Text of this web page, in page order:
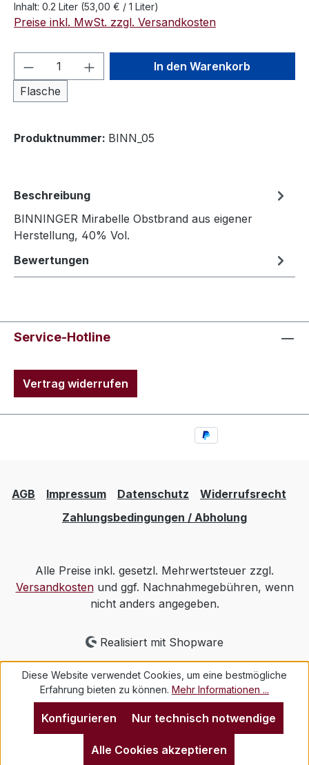
Inhalt: 0.2 Liter (53,00 € / 1 Liter)
Preise inkl. MwSt. zzgl. Versandkosten
Produkt Anzahl: Gib den
Flasche
In den Warenkorb
Produktnummer: BINN_05
Beschreibung
BINNINGER Mirabelle Obstbrand aus eigener
Herstellung, 40% Vol.
Bewertungen
Service-Hotline
Vertrag widerrufen
AGB Impressum Datenschutz
Widerrufsrecht
Zahlungsbedingungen / Abholung
Alle Preise inkl. gesetzl. Mehrwertsteuer zzgl.
Versandkostenund ggf. Nachnahmegebühren, wenn
nicht anders angegeben.
Realisiert mit Shopware
Diese Website verwendet Cookies, um eine bestmögliche
Erfahrung bieten zu können. Mehr Informationen ...
Nur technisch notwendige
Konfigurieren
Alle Cookies akzeptieren